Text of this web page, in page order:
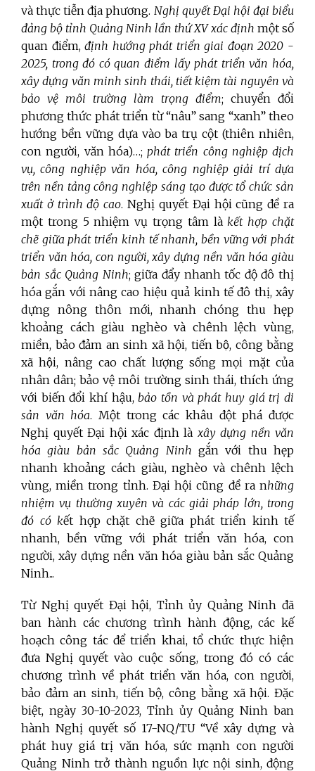
và thực tiễn địa phương. Nghị quyết Đại hội đại biểu
đảng bộ tỉnh Quảng Ninh lần thứ XV xác định một số
quan điểm,định hướng phát triển giai đoạn 2020 -
2025, trong đó có quan điểm lấy phát triển văn hóa,
xây dựng văn minh sinh thái, tiết kiệm tài nguyên và
bảo vệ môi trường làm trọng điểm; chuyển đổi
phương thức phát triển từ “nâu” sang “xanh” theo
hướng bền vững dựa vào ba trụ cột (thiên nhiên,
con người, văn hóa)…; phát triển công nghiệp dịch
vụ, công nghiệp văn hóa, công nghiệp giải trí dựa
trên nền tảng công nghiệp sáng tạo được tổ chức sản
xuất ở trình độ cao. Nghị quyết Đại hội cũng đề ra
một trong 5 nhiệm vụ trọng tâm là kết hợp chặt
chẽ giữa phát triển kinh tế nhanh, bền vững với phát
triển văn hóa, con người, xây dựng nền văn hóa giàu
bản sắc Quảng Ninh; giữa đẩy nhanh tốc độ đô thị
hóa gắn với nâng cao hiệu quả kinh tế đô thị, xây
dựng nông thôn mới, nhanh chóng thu hẹp
khoảng cách giàu nghèo và chênh lệch vùng,
miền, bảo đảm an sinh xã hội, tiến bộ, công bằng
xã hội, nâng cao chất lượng sống mọi mặt của
nhân dân; bảo vệ môi trường sinh thái, thích ứng
với biến đổi khí hậu,bảo tồn và phát huy giá trị di
sản văn hóa. Một trong các khâu đột phá được
Nghị quyết Đại hội xác định là xây dựng nền văn
hóa giàu bản sắc Quảng Ninh gắn với thu hẹp
nhanh khoảng cách giàu, nghèo và chênh lệch
vùng, miền trong tỉnh. Đại hội cũng đề ra những
nhiệm vụ thường xuyên và các giải pháp lớn, trong
đó có kết hợp chặt chẽ giữa phát triển kinh tế
nhanh, bền vững với phát triển văn hóa, con
người, xây dựng nền văn hóa giàu bản sắc Quảng
Ninh...
Từ Nghị quyết Đại hội, Tỉnh ủy Quảng Ninh đã
ban hành các chương trình hành động, các kế
hoạch công tác để triển khai, tổ chức thực hiện
đưa Nghị quyết vào cuộc sống, trong đó có các
chương trình về phát triển văn hóa, con người,
bảo đảm an sinh, tiến bộ, công bằng xã hội. Đặc
biệt, ngày 30-10-2023, Tỉnh ủy Quảng Ninh ban
hành Nghị quyết số 17-NQ/TU “Về xây dựng và
phát huy giá trị văn hóa, sức mạnh con người
Quảng Ninh trở thành nguồn lực nội sinh, động